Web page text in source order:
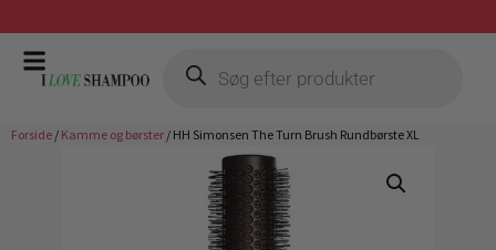
Gratis fragt ved køb over 399,-
Forside / Kamme og børster / HH Simonsen The Turn Brush Rundbørste XL